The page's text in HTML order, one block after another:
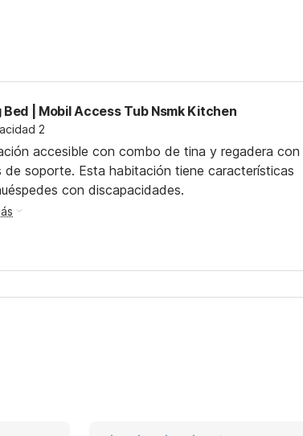
Bed | Mobil Access Tub Nsmk Kitchen
2
accesible con combo de tina y regadera con
de soporte. Esta habitación tiene características
con discapacidades.